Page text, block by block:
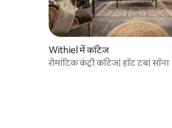
Withiel में कॉटेज
रोमांटिक कंट्री कॉटेज| हॉट टब| सॉना